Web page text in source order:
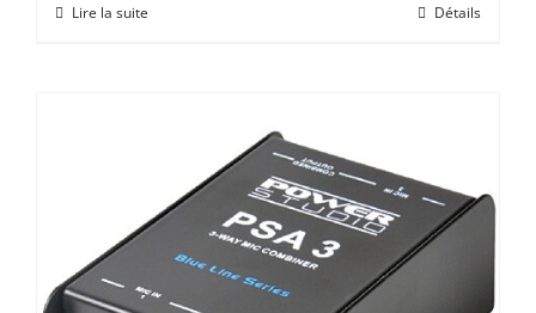
Lire la suite Détails